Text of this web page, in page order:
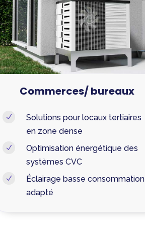
Commerces/ bureaux
N
Solutions pour locaux tertiaires
en zone dense
N
Optimisation énergétique des
systèmes CVC
N
Éclairage basse consommation
adapté